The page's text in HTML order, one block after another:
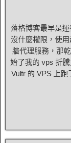
落格博客最早是
沒什麼權限，使
牆代理服務，那
始了我的 vps 折
Vultr 的 VPS 上